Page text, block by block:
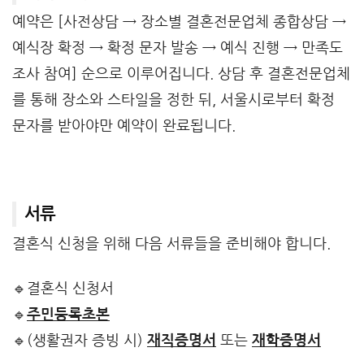
예약은 [사전상담 → 장소별 결혼전문업체 종합상담 →
예식장 확정 → 확정 문자 발송 → 예식 진행 → 만족도
조사 참여] 순으로 이루어집니다. 상담 후 결혼전문업체
를 통해 장소와 스타일을 정한 뒤, 서울시로부터 확정
문자를 받아야만 예약이 완료됩니다.
서류
결혼식 신청을 위해 다음 서류들을 준비해야 합니다.
🔹결혼식 신청서
🔹 주민등록초본
🔹(생활권자 증빙 시) 재직증명서 또는 재학증명서